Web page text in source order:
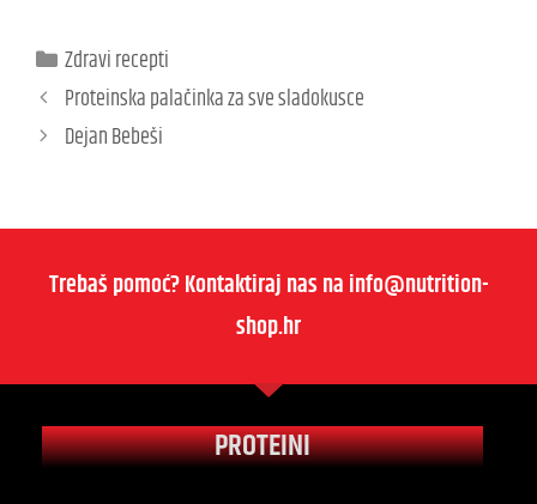
Zdravi recepti
Proteinska palačinka za sve sladokusce
Dejan Bebeši
Trebaš pomoć? Kontaktiraj nas na info@nutrition-
shop.hr
PROTEINI